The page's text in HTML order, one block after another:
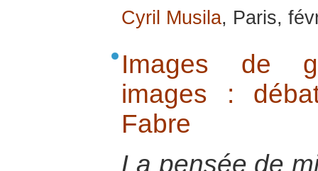
Cyril Musila, Paris,
Images de
images :
Fabre
La pensée de